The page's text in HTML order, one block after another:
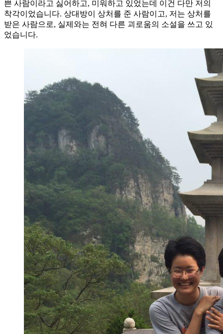
쁜 사람이라고 싫어하고, 미워하고 있었는데 이건 다만 저의
착각이었습니다. 상대방이 상처를 준 사람이고, 저는 상처를
받은 사람으로, 실제와는 전혀 다른 괴로움의 소설을 쓰고 있
었습니다.